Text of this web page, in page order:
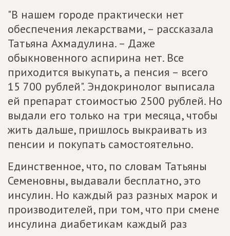
"В нашем городе практически нет
обеспечения лекарствами, – рассказала
Татьяна Ахмадулина. – Даже
обыкновенного аспирина нет. Все
приходится выкупать, а пенсия – всего
15 700 рублей". Эндокринолог выписала
ей препарат стоимостью 2500 рублей. Но
выдали его только на три месяца, чтобы
жить дальше, пришлось выкраивать из
пенсии и покупать самостоятельно.
Единственное, что, по словам Татьяны
Семеновны, выдавали бесплатно, это
инсулин. Но каждый раз разных марок и
производителей, при том, что при смене
инсулина диабетикам каждый раз